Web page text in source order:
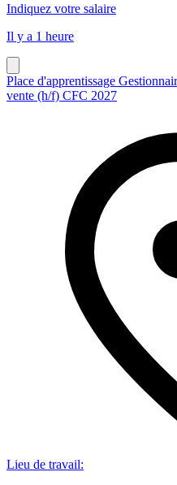
Indiquez votre salaire
Il y a 1 heure
Place d'apprentissage
vente (h/f) CFC 2027
Lieu de travail: